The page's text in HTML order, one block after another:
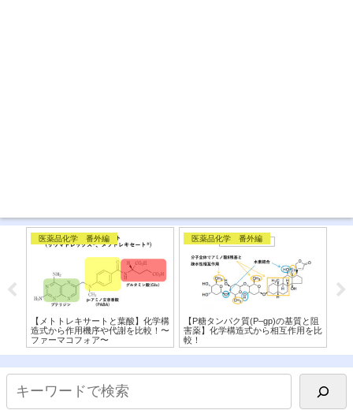
医薬品化学 番外編
【メトトレキサートと葉酸】化学構
造式から作用機序や代謝を比較！〜
ファーマコフォア〜
医薬品化学 番外編
【P糖タンパク質(P–gp)の基質と阻
害薬】化学構造式から相互作用を比
較！